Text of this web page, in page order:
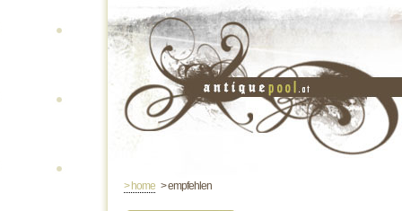
> home > empfehlen